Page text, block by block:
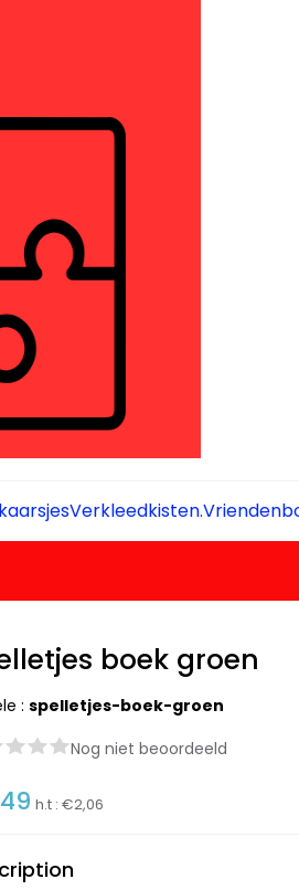
Verkleedkisten.
boek groen
:spelletjes-boek-groen
Nog niet beoordeeld
h.t :€2,06